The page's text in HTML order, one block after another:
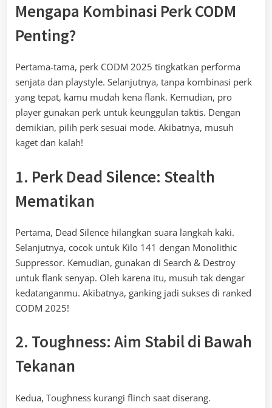
Mengapa Kombinasi Perk CODM
Penting?
Pertama-tama, perk CODM 2025 tingkatkan performa
senjata dan playstyle. Selanjutnya, tanpa kombinasi perk
yang tepat, kamu mudah kena flank. Kemudian, pro
player gunakan perk untuk keunggulan taktis. Dengan
demikian, pilih perk sesuai mode. Akibatnya, musuh
kaget dan kalah!
1. Perk Dead Silence: Stealth
Mematikan
Pertama, Dead Silence hilangkan suara langkah kaki.
Selanjutnya, cocok untuk Kilo 141 dengan Monolithic
Suppressor. Kemudian, gunakan di Search & Destroy
untuk flank senyap. Oleh karena itu, musuh tak dengar
kedatanganmu. Akibatnya, ganking jadi sukses di ranked
CODM 2025!
2. Toughness: Aim Stabil di Bawah
Tekanan
Kedua, Toughness kurangi flinch saat diserang.